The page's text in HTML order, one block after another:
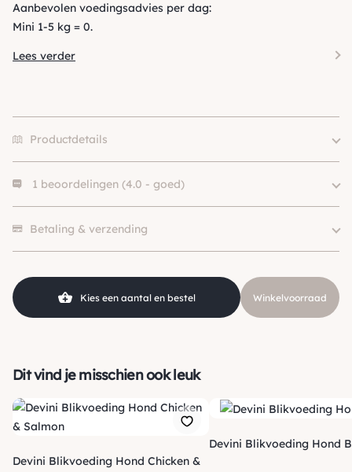
Aanbevolen voedingsadvies per dag:
Mini 1-5 kg = 0.
Lees verder
Productdetails
Merk
Devini
Eiwitbron
Lam
Voedingsdoel
25kg), Groot (> 25kg )
SKU
210000025192
1 beoordelingen (4.0 - goed)
Betaling & verzending
Kies een aantal en bestel Winkelvoorraad
Dit vind je misschien ook leuk
Devini Blikvoeding Hond Chicken &
Devini Blikvoeding Hond